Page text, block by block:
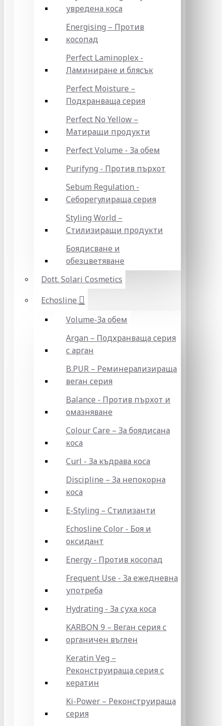
увредена коса
Energising – Против
косопад
Perfect Laminoplex -
Ламиниране и блясък
Perfect Moisture –
Подхранваща серия
Perfect No Yellow –
Матиращи продукти
Perfect Volume - За обем
Purifyng - Против пърхот
Sebum Regulation -
Себорегулираща серия
Styling World –
Стилизиращи продукти
Боядисване и
обезцветяване
Dott. Solari Cosmetics
Echosline
Volume-За обем
Argan – Подхранваща серия
с арган
B.PUR – Реминерализираща
веган серия
Balance - Против пърхот и
омазняване
Colour Care – За боядисана
коса
Curl - За къдрава коса
Discipline – За непокорна
коса
E-Styling – Стилизанти
Echosline Color - Боя и
оксидант
Energy - Против косопад
Frequent Use - За ежедневна
употреба
Hydrating - За суха коса
KARBON 9 – Веган серия с
органичен въглен
Keratin Veg –
Реконструираща серия с
кератин
Ki-Power – Реконструираща
серия